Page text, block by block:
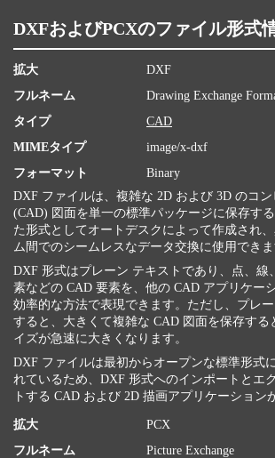
DXFおよびPCXのファイル形式
拡大
DXF
フルネーム
Drawing Exchange
タイプ
CAD
MIMEタイプ
image/x-dxf
フォーマット
Binary
DXF ファイルは、複雑な 2D および 3D のコ
(CAD) 図面を単一の標準パッケージに保存す
た形式としてオートデスクによって作成され
ム間でのシームレスなデータ交換に使用できま
DXF 形式はプレーン テキストであり、点、線
素などの CAD 要素を、他の CAD アプリケー
効率的な方法で表現できます。ただし、プレ
すると、大きくて複雑な CAD 図面を保存する
イズが急速に大きくなります。
DXF ファイルは最初からオープンな標準形式
れているため、DXF 形式へのインポートとエ
トする CAD および 2D 描画アプリケーション
拡大
PCX
フルネーム
Picture Exchange